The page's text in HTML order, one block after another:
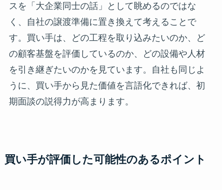
スを「大企業同士の話」として眺めるのではな
く、自社の譲渡準備に置き換えて考えることで
す。買い手は、どの工程を取り込みたいのか、ど
の顧客基盤を評価しているのか、どの設備や人材
を引き継ぎたいのかを見ています。自社も同じよ
うに、買い手から見た価値を言語化できれば、初
期面談の説得力が高まります。
買い手が評価した可能性のあるポイント